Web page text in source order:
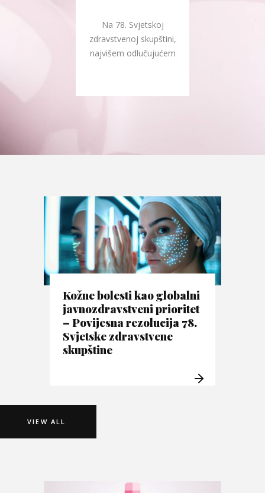
Na 78. Svjetskoj
zdravstvenoj skupštini,
najvišem odlučujućem
Kožne bolesti kao globalni
javnozdravstveni prioritet
– Povijesna rezolucija 78.
Svjetske zdravstvene
skupštine
VIEW ALL